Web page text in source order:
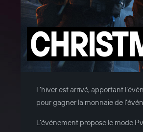
L’hiver est arrivé, apportant
pour gagner la monnaie de
L’événement propose le mode